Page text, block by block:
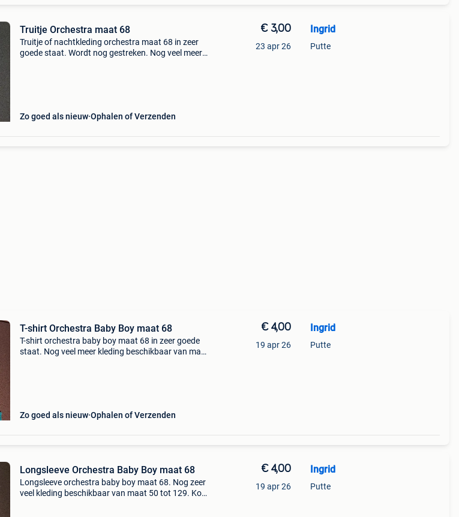
Truitje Orchestra maat 68
Truitje of nachtkleding orchestra maat 68 in zeer
goede staat. Wordt nog gestreken. Nog veel meer
Zo goed als nieuw Ophalen of Verzenden
€ 3,00
23 apr 26
Ingrid
Putte
T-shirt Orchestra Baby Boy maat 68
T-shirt orchestra baby boy maat 68 in zeer goede
staat. Nog veel meer kleding beschikbaar van maat
Zo goed als nieuw Ophalen of Verzenden
€ 4,00
19 apr 26
Ingrid
Putte
Longsleeve Orchestra Baby Boy maat 68
Longsleeve orchestra baby boy maat 68. Nog zeer
veel kleding beschikbaar van maat 50 tot 129. Kom
€ 4,00
19 apr 26
Ingrid
Putte